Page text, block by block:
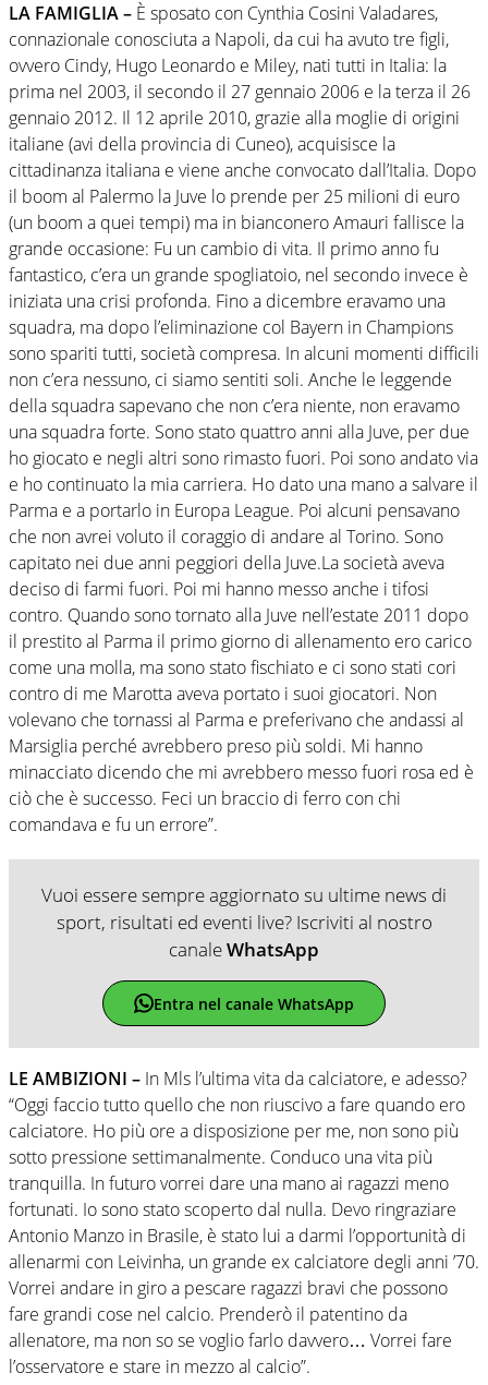
LA FAMIGLIA – È sposato con Cynthia Cosini Valadares,
connazionale conosciuta a Napoli, da cui ha avuto tre figli,
ovvero Cindy, Hugo Leonardo e Miley, nati tutti in Italia: la
prima nel 2003, il secondo il 27 gennaio 2006 e la terza il 26
gennaio 2012. Il 12 aprile 2010, grazie alla moglie di origini
italiane (avi della provincia di Cuneo), acquisisce la
cittadinanza italiana e viene anche convocato dall’Italia. Dopo
il boom al Palermo la Juve lo prende per 25 milioni di euro
(un boom a quei tempi) ma in bianconero Amauri fallisce la
grande occasione: Fu un cambio di vita. Il primo anno fu
fantastico, c’era un grande spogliatoio, nel secondo invece è
iniziata una crisi profonda. Fino a dicembre eravamo una
squadra, ma dopo l’eliminazione col Bayern in Champions
sono spariti tutti, società compresa. In alcuni momenti difficili
non c’era nessuno, ci siamo sentiti soli. Anche le leggende
della squadra sapevano che non c’era niente, non eravamo
una squadra forte. Sono stato quattro anni alla Juve, per due
ho giocato e negli altri sono rimasto fuori. Poi sono andato via
e ho continuato la mia carriera. Ho dato una mano a salvare il
Parma e a portarlo in Europa League. Poi alcuni pensavano
che non avrei voluto il coraggio di andare al Torino. Sono
capitato nei due anni peggiori della Juve.La società aveva
deciso di farmi fuori. Poi mi hanno messo anche i tifosi
contro. Quando sono tornato alla Juve nell’estate 2011 dopo
il prestito al Parma il primo giorno di allenamento ero carico
come una molla, ma sono stato fischiato e ci sono stati cori
contro di me Marotta aveva portato i suoi giocatori. Non
volevano che tornassi al Parma e preferivano che andassi al
Marsiglia perché avrebbero preso più soldi. Mi hanno
minacciato dicendo che mi avrebbero messo fuori rosa ed è
ciò che è successo. Feci un braccio di ferro con chi
comandava e fu un errore”.
Vuoi essere sempre aggiornato su ultime news di
sport, risultati ed eventi live? Iscriviti al nostro
canaleWhatsApp
Entra nel canale WhatsApp
LE AMBIZIONI – In Mls l’ultima vita da calciatore, e adesso?
“Oggi faccio tutto quello che non riuscivo a fare quando ero
calciatore. Ho più ore a disposizione per me, non sono più
sotto pressione settimanalmente. Conduco una vita più
tranquilla. In futuro vorrei dare una mano ai ragazzi meno
fortunati. Io sono stato scoperto dal nulla. Devo ringraziare
Antonio Manzo in Brasile, è stato lui a darmi l’opportunità di
allenarmi con Leivinha, un grande ex calciatore degli anni ’70.
Vorrei andare in giro a pescare ragazzi bravi che possono
fare grandi cose nel calcio. Prenderò il patentino da
allenatore, ma non so se voglio farlo davvero… Vorrei fare
l’osservatore e stare in mezzo al calcio”.